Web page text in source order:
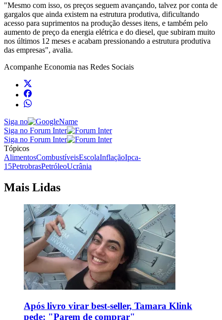
"Mesmo com isso, os preços seguem avançando, talvez por conta de
gargalos que ainda existem na estrutura produtiva, dificultando
acesso para suprimentos na produção desses itens, e também pelo
aumento de preço da energia elétrica e do diesel, que subiram muito
nos últimos 12 meses e acabam pressionando a estrutura produtiva
das empresas", avalia.
Acompanhe Economia nas Redes Sociais
Siga no
Siga no Forum Inter
Siga no Forum Inter
Tópicos
AlimentosCombustíveisEscolaInflaçãoIpca-
15PetrobrasPetróleoUcrânia
Mais Lidas
Após livro virar best-seller, Tamara Klink
pede: "Parem de comprar"